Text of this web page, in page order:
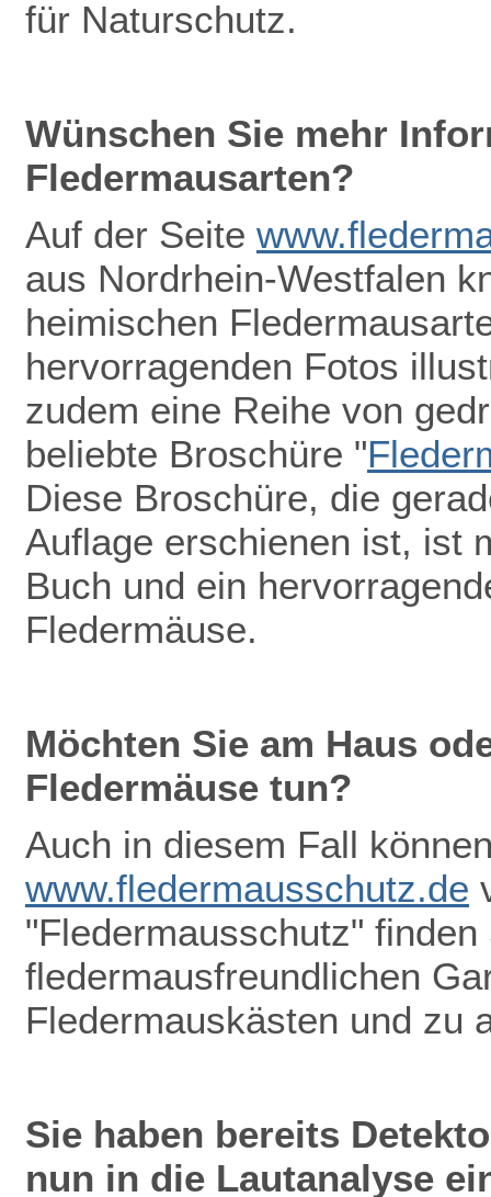
für Naturschutz.
Wünschen Sie mehr
Fledermausarten?
Auf der Seite
aus Nordrhein-Westfalen
heimischen
hervorragenden Fotos
zudem eine Reihe von
beliebte Broschüre "
Diese Broschüre, die
Auflage erschienen ist, ist
Buch und ein
Fledermäuse.
Möchten Sie am Haus
Fledermäuse tun?
Auch in diesem Fall
www.fledermausschutz.de
"Fledermausschutz"
fledermausfreundlichen
Fledermauskästen und zu
Sie haben bereits
nun in die Lautanalyse